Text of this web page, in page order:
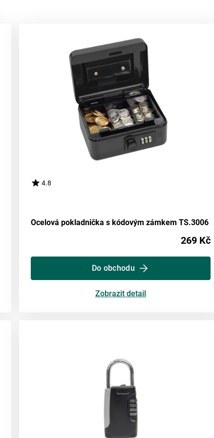
4.8
Ocelová pokladnička s kódovým zámkem TS.3006
269 Kč
Do obchodu
Zobrazit detail